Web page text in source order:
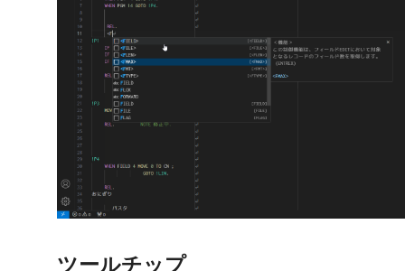
ツールチップ